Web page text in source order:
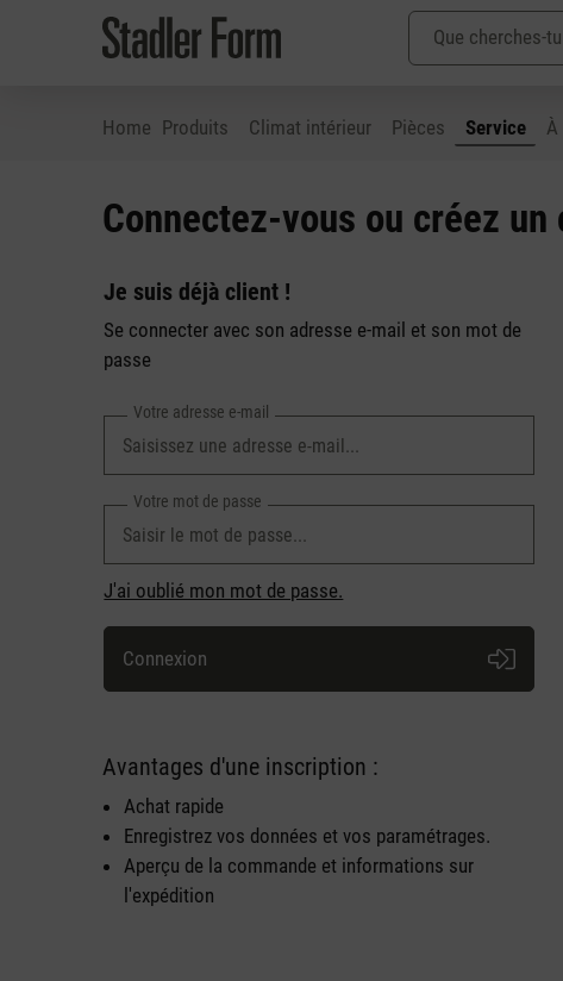
Home Produits Climat intérieur Pièces Service
Connectez-vous ou créez un
Je suis déjà client !
Se connecter avec son adresse e-mail et son mot de
passe
Votre adresse e-mail
Votre mot de passe
J'ai oublié mon mot de passe.
Connexion
Avantages d'une inscription :
Achat rapide
Enregistrez vos données et vos paramétrages.
Aperçu de la commande et informations sur
l'expédition